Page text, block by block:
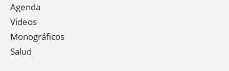
Agenda
Videos
Monográficos
Salud